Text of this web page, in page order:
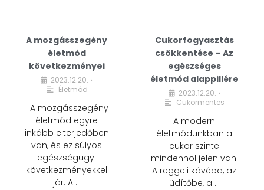
A mozgásszegény
életmód
következményei
2023.12.20. •
Életmód
A mozgásszegény
életmód egyre
inkább elterjedőben
van, és ez súlyos
egészségügyi
következményekkel
jár. A …
Cukorfogyasztás
csökkentése – Az
egészséges
életmód alappillére
2023.12.20. •
Cukormentes
A modern
életmódunkban a
cukor szinte
mindenhol jelen van.
A reggeli kávéba, az
üdítőbe, a …